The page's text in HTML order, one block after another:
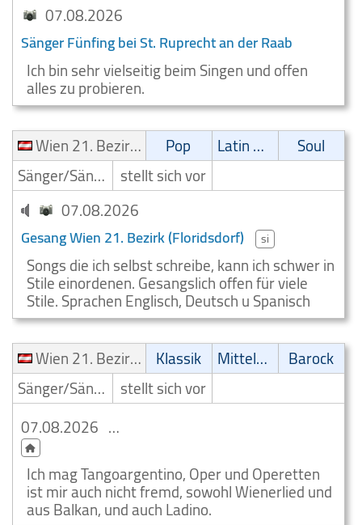
07.08.2026
Sänger Fünfing bei St. Ruprecht an der Raab
Ich bin sehr vielseitig beim Singen und offen
alles zu probieren.
Wien 21. Bezirk (Floridsdorf)
Pop Latin Musik
Soul
Sänger/Sängerin stellt sich vor
07.08.2026
Gesang Wien 21. Bezirk (Floridsdorf) si
Songs die ich selbst schreibe, kann ich schwer in
Stile einordenen. Gesangslich offen für viele
Stile. Sprachen Englisch, Deutsch u Spanisch
Wien 21. Bezirk (Floridsdorf)
Klassik Mittelalter
Barock
Sänger/Sängerin stellt sich vor
07.08.2026
Sänger Wien 21. Bezirk (Floridsdorf)
Ich mag Tangoargentino, Oper und Operetten
ist mir auch nicht fremd, sowohl Wienerlied und
aus Balkan, und auch Ladino.